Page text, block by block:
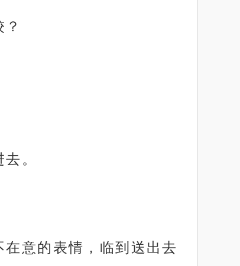
。
意的表情，临到送出去